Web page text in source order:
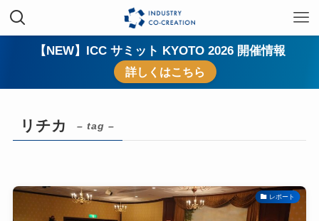
【NEW】ICC サミット KYOTO 2026 開催情報
詳しくはこちら
リチカ – tag –
レポート